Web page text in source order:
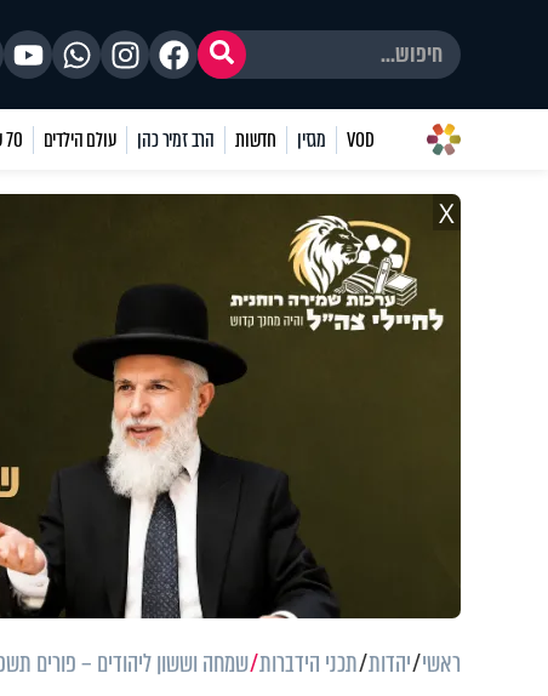
VOD מגזין חדשות הרב זמיר כהן עולם הילדים 70 שאלות
X
ראשי יהדות תכני הידברות שמחה וששון ליהודים – פורים